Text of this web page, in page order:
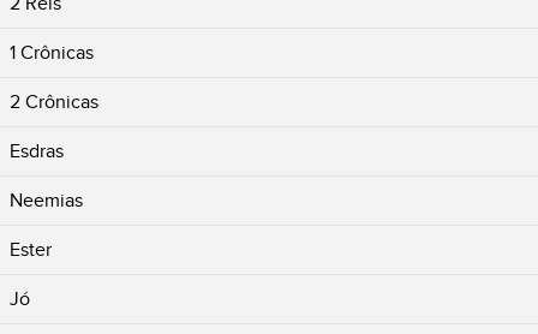
1 Crônicas
2 Crônicas
Esdras
Neemias
Ester
Jó